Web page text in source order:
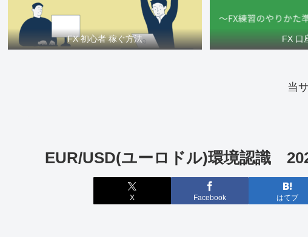
FX 初心者 稼ぐ方法 FX 口
当
EUR/USD(ユーロドル)環境認識
X Facebook はてブ